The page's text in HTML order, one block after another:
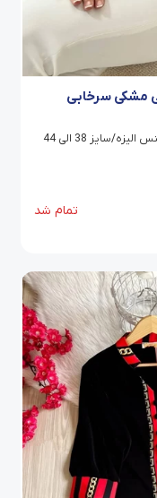
مشکی سرخابی
سایز 38 الی 44
تمام شد